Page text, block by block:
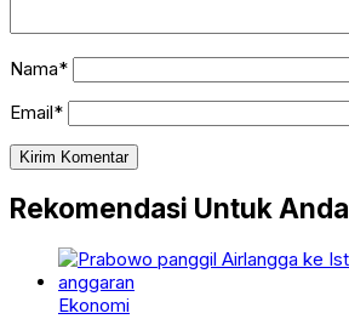
Nama*
Email*
Rekomendasi Untuk Anda
Ekonomi